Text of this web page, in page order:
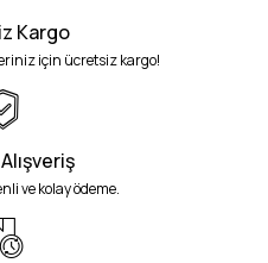
Kargo
için ücretsiz kargo!
ve kolay ödeme.